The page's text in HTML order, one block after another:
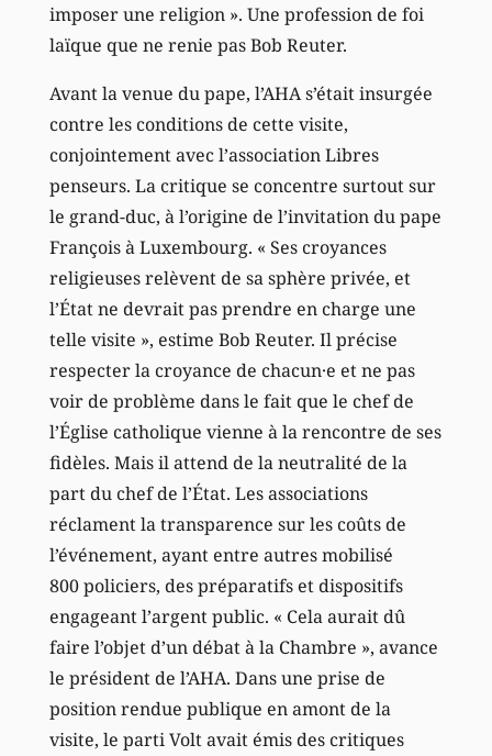
imposer une religion ». Une profession de foi
laïque que ne renie pas Bob Reuter.
Avant la venue du pape, l’AHA s’était insurgée
contre les conditions de cette visite,
conjointement avec l’association Libres
penseurs. La critique se concentre surtout sur
le grand-duc, à l’origine de l’invitation du pape
François à Luxembourg. « Ses croyances
religieuses relèvent de sa sphère privée, et
l’État ne devrait pas prendre en charge une
telle visite », estime Bob Reuter. Il précise
respecter la croyance de chacun·e et ne pas
voir de problème dans le fait que le chef de
l’Église catholique vienne à la rencontre de ses
fidèles. Mais il attend de la neutralité de la
part du chef de l’État. Les associations
réclament la transparence sur les coûts de
l’événement, ayant entre autres mobilisé
800 policiers, des préparatifs et dispositifs
engageant l’argent public. « Cela aurait dû
faire l’objet d’un débat à la Chambre », avance
le président de l’AHA. Dans une prise de
position rendue publique en amont de la
visite, le parti Volt avait émis des critiques